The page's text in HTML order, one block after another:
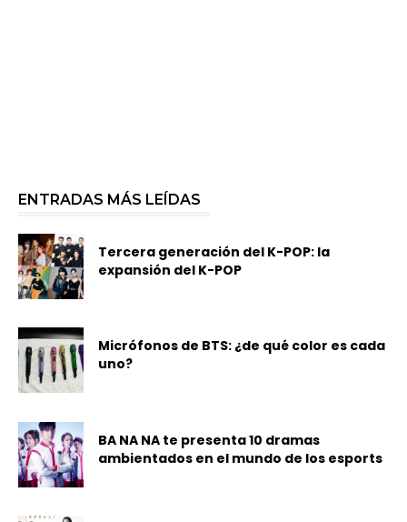
ENTRADAS MÁS LEÍDAS
Tercera generación del K-POP: la
expansión del K-POP
Micrófonos de BTS: ¿de qué color es cada
uno?
BA NA NA te presenta 10 dramas
ambientados en el mundo de los esports